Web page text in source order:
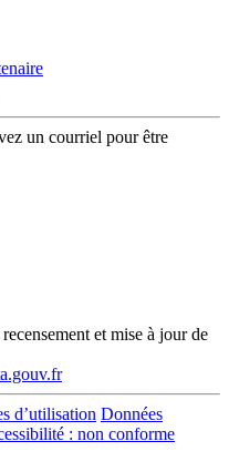
un courriel pour être
et mise à jour de
d’utilisation Données
: non conforme